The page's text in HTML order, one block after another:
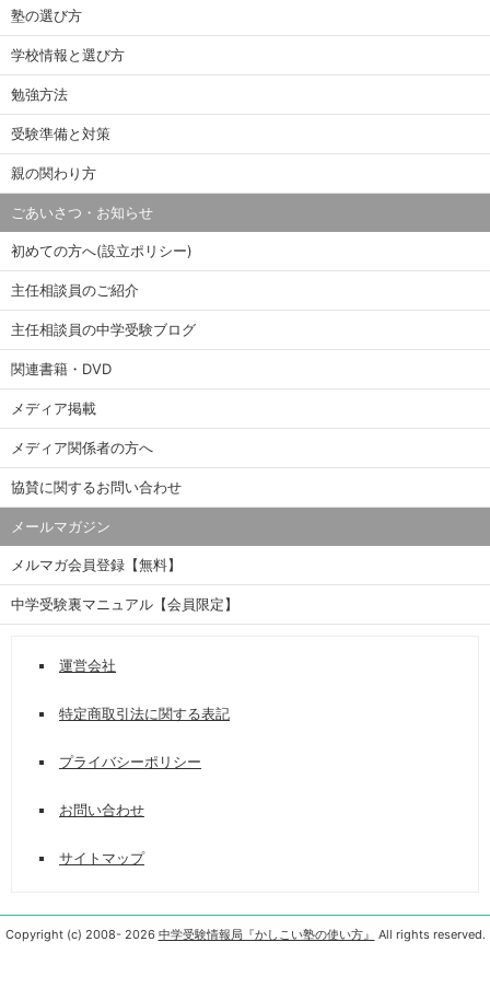
塾の選び方
学校情報と選び方
勉強方法
受験準備と対策
親の関わり方
ごあいさつ・お知らせ
初めての方へ(設立ポリシー)
主任相談員のご紹介
主任相談員の中学受験ブログ
関連書籍・DVD
メディア掲載
メディア関係者の方へ
協賛に関するお問い合わせ
メールマガジン
メルマガ会員登録【無料】
中学受験裏マニュアル【会員限定】
運営会社
特定商取引法に関する表記
プライバシーポリシー
お問い合わせ
サイトマップ
Copyright (c) 2008- 2026 中学受験情報局『かしこい塾の使い方』 All rights reserved.